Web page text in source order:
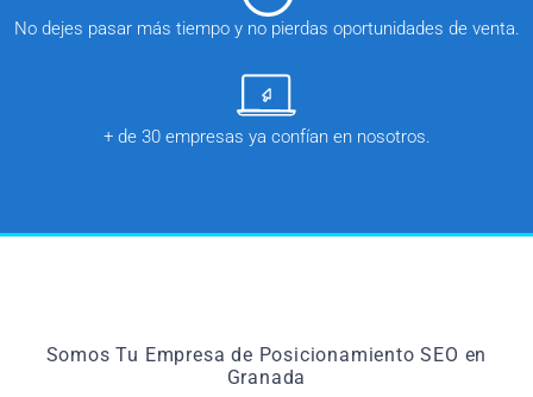
No dejes pasar más tiempo y no pierdas oportunidades de venta.
+ de 30 empresas ya confían en nosotros.
Somos Tu Empresa de Posicionamiento SEO en
Granada